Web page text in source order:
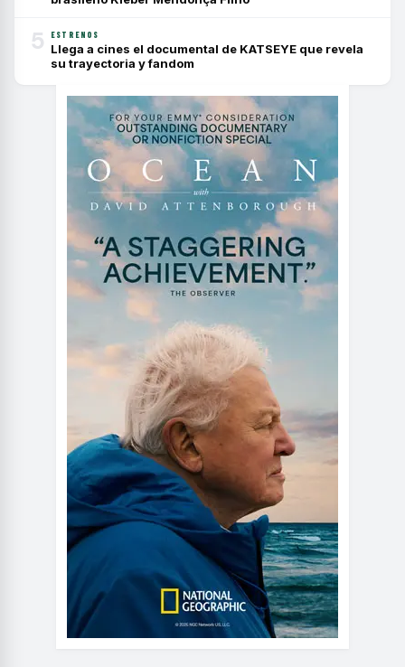
5 ESTRENOS
Llega a cines el documental de KATSEYE que revela
su trayectoria y fandom